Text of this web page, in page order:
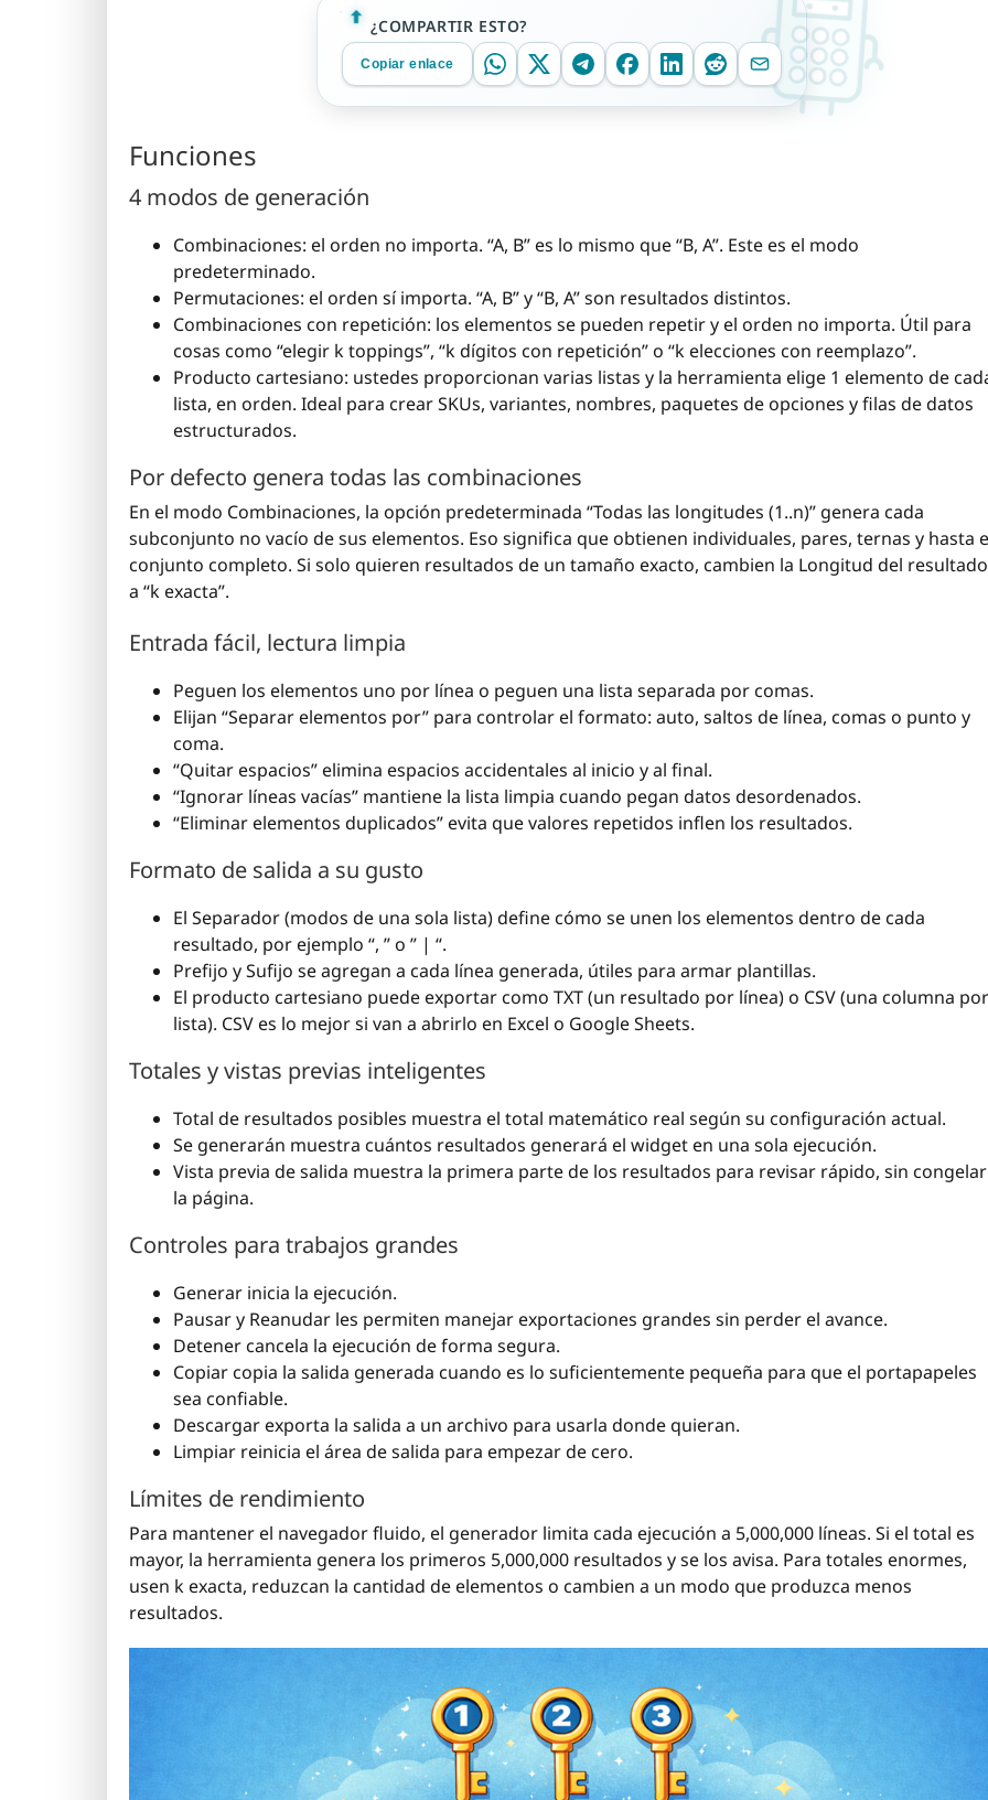
¿COMPARTIR ESTO?
Copiar enlace
Funciones
4 modos de generación
Combinaciones: el orden no importa. “A, B” es lo mismo que “B, A”. Este es el modo
predeterminado.
Permutaciones: el orden sí importa. “A, B” y “B, A” son resultados distintos.
Combinaciones con repetición: los elementos se pueden repetir y el orden no importa. Útil para
cosas como “elegir k toppings”, “k dígitos con repetición” o “k elecciones con reemplazo”.
Producto cartesiano: ustedes proporcionan varias listas y la herramienta elige 1 elemento de
lista, en orden. Ideal para crear SKUs, variantes, nombres, paquetes de opciones y filas de datos
estructurados.
Por defecto genera todas las combinaciones
En el modo Combinaciones, la opción predeterminada “Todas las longitudes (1..n)” genera cada
subconjunto no vacío de sus elementos. Eso significa que obtienen individuales, pares, ternas y hasta
conjunto completo. Si solo quieren resultados de un tamaño exacto, cambien la Longitud del resultado
a “k exacta”.
Entrada fácil, lectura limpia
Peguen los elementos uno por línea o peguen una lista separada por comas.
Elijan “Separar elementos por” para controlar el formato: auto, saltos de línea, comas o punto y
coma.
“Quitar espacios” elimina espacios accidentales al inicio y al final.
“Ignorar líneas vacías” mantiene la lista limpia cuando pegan datos desordenados.
“Eliminar elementos duplicados” evita que valores repetidos inflen los resultados.
Formato de salida a su gusto
El Separador (modos de una sola lista) define cómo se unen los elementos dentro de cada
resultado, por ejemplo “, ” o ” | “.
Prefijo y Sufijo se agregan a cada línea generada, útiles para armar plantillas.
El producto cartesiano puede exportar como TXT (un resultado por línea) o CSV (una columna por
lista). CSV es lo mejor si van a abrirlo en Excel o Google Sheets.
Totales y vistas previas inteligentes
Total de resultados posibles muestra el total matemático real según su configuración actual.
Se generarán muestra cuántos resultados generará el widget en una sola ejecución.
Vista previa de salida muestra la primera parte de los resultados para revisar rápido, sin congelar
la página.
Controles para trabajos grandes
Generar inicia la ejecución.
Pausar y Reanudar les permiten manejar exportaciones grandes sin perder el avance.
Detener cancela la ejecución de forma segura.
Copiar copia la salida generada cuando es lo suficientemente pequeña para que el portapapeles
sea confiable.
Descargar exporta la salida a un archivo para usarla donde quieran.
Limpiar reinicia el área de salida para empezar de cero.
Límites de rendimiento
Para mantener el navegador fluido, el generador limita cada ejecución a 5,000,000 líneas. Si el total es
mayor, la herramienta genera los primeros 5,000,000 resultados y se los avisa. Para totales enormes,
usen k exacta, reduzcan la cantidad de elementos o cambien a un modo que produzca menos
resultados.